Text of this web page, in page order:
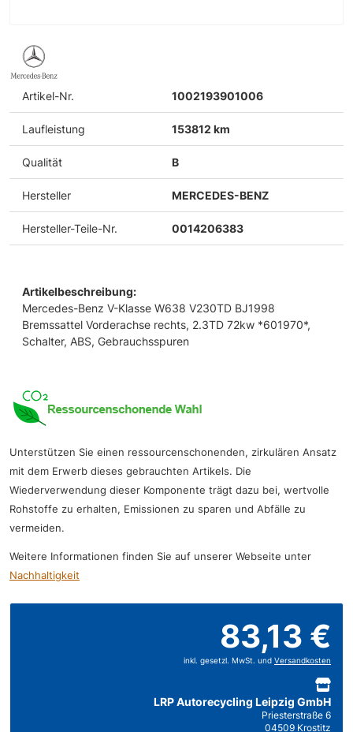
Artikel-Nr. 1002193901006
Laufleistung 153812 km
Qualität B
Hersteller MERCEDES-BENZ
Hersteller-Teile-Nr. 0014206383
Artikelbeschreibung:
Mercedes-Benz V-Klasse W638 V230TD BJ1998
Bremssattel Vorderachse rechts, 2.3TD 72kw *601970*,
Schalter, ABS, Gebrauchsspuren
Unterstützen Sie einen ressourcenschonenden, zirkulären Ansatz
mit dem Erwerb dieses gebrauchten Artikels. Die
Wiederverwendung dieser Komponente trägt dazu bei, wertvolle
Rohstoffe zu erhalten, Emissionen zu sparen und Abfälle zu
vermeiden.
Weitere Informationen finden Sie auf unserer Webseite unter
Nachhaltigkeit
83,13 €
inkl. gesetzl. MwSt. und Versandkosten
LRP Autorecycling Leipzig GmbH
Priesterstraße 6
04509 Krostitz